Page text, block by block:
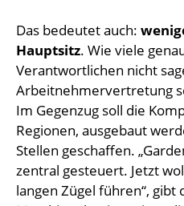
Das bedeutet auch:
Hauptsitz. Wie viele
Verantwortlichen nicht
Arbeitnehmervertretung
Im Gegenzug soll die
Regionen, ausgebaut
Stellen geschaffen.
zentral gesteuert. Jetzt
langen Zügel führen“, gibt